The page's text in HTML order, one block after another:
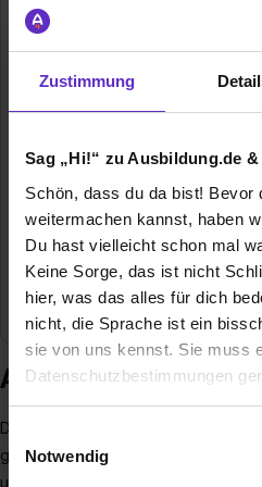
Zustimmung
Sag „Hi!“ zu Ausbildung.de
Schön, dass du da bist! Bevor
weitermachen kannst, haben
Du hast vielleicht schon mal
Keine Sorge, das ist nicht
hier, was das alles für dich
nicht, die Sprache ist ein
sie von uns kennst. Sie muss
Datenschutzbestimmungen
Einwilligungsauswahl
Notwendig
step one GmbH
Albert-Einstein-Ring 6
E-Mail anzeigen
Gründungsjahr
Mitarbeiter
Branche
Ausbildung bei step
Die
gegründet und ist ein Full-Service
und Kommunikation.